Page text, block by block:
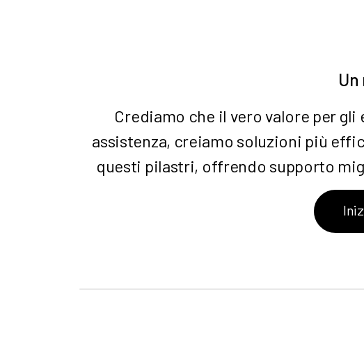
Crediamo che il vero valore per
assistenza, creiamo soluzioni più
questi pilastri, offrendo supporto